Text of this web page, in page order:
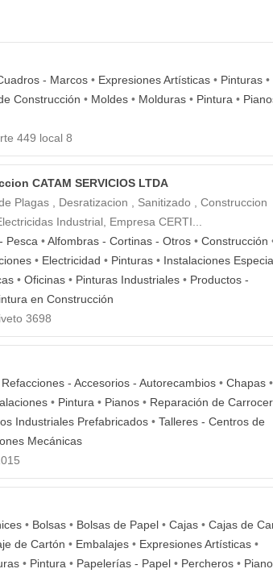
- Marcos • Expresiones Artísticas • Pinturas •
Construcción • Moldes • Molduras • Pintura •
449 local 8
CATAM SERVICIOS LTDA
Plagas , Desratizacion , Sanitizado , Construccion
Industrial, Empresa CERTI...
Pesca •Alfombras - Cortinas - Otros • Construcción
• Electricidad • Pinturas • Instalaciones
• Oficinas • Pinturas Industriales • Productos -
en Construcción
3698
- Accesorios - Autorecambios • Chapas •
• Pintura • Pianos • Reparación de
Industriales Prefabricados • Talleres - Centros de
Mecánicas
• Bolsas • Bolsas de Papel • Cajas • Cajas de
de Cartón • Embalajes • Expresiones Artísticas •
• Pintura • Papelerías - Papel • Percheros •